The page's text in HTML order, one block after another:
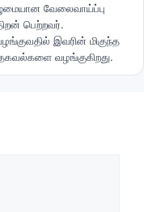
வேலைவாய்ப்பு
பெற்றவர்.
இவரின் மிகுந்த
வழங்குகிறது.